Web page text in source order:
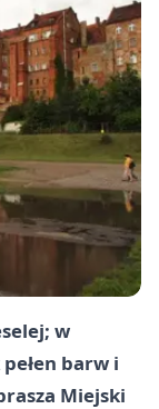
w
barw i
Miejski